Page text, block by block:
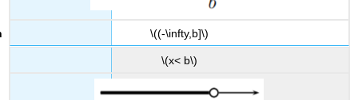
\((-\infty,b]\)
\(x< b\)